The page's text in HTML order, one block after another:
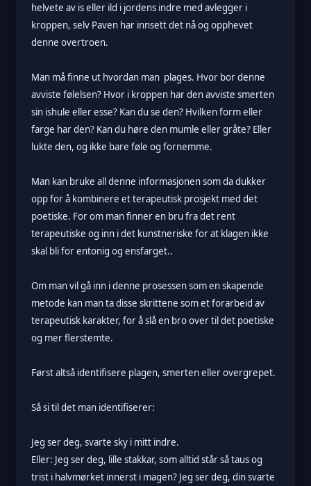
helvete av is eller ild i jordens indre med avlegger i
kroppen, selv Paven har innsett det nå og opphevet
denne overtroen.
Man må finne ut hvordan man plages. Hvor bor denne
avviste følelsen? Hvor i kroppen har den avviste smerten
sin ishule eller esse? Kan du se den? Hvilken form eller
farge har den? Kan du høre den mumle eller gråte? Eller
lukte den, og ikke bare føle og fornemme.
Man kan bruke all denne informasjonen som da dukker
opp for å kombinere et terapeutisk prosjekt med det
poetiske. For om man finner en bru fra det rent
terapeutiske og inn i det kunstneriske for at klagen ikke
skal bli for entonig og ensfarget..
Om man vil gå inn i denne prosessen som en skapende
metode kan man ta disse skrittene som et forarbeid av
terapeutisk karakter, for å slå en bro over til det poetiske
og mer flerstemte.
Først altså identifisere plagen, smerten eller overgrepet.
Så si til det man identifiserer:
Jeg ser deg, svarte sky i mitt indre.
Eller: Jeg ser deg, lille stakkar, som alltid står så taus og
trist i halvmørket innerst i magen? Jeg ser deg, din svarte